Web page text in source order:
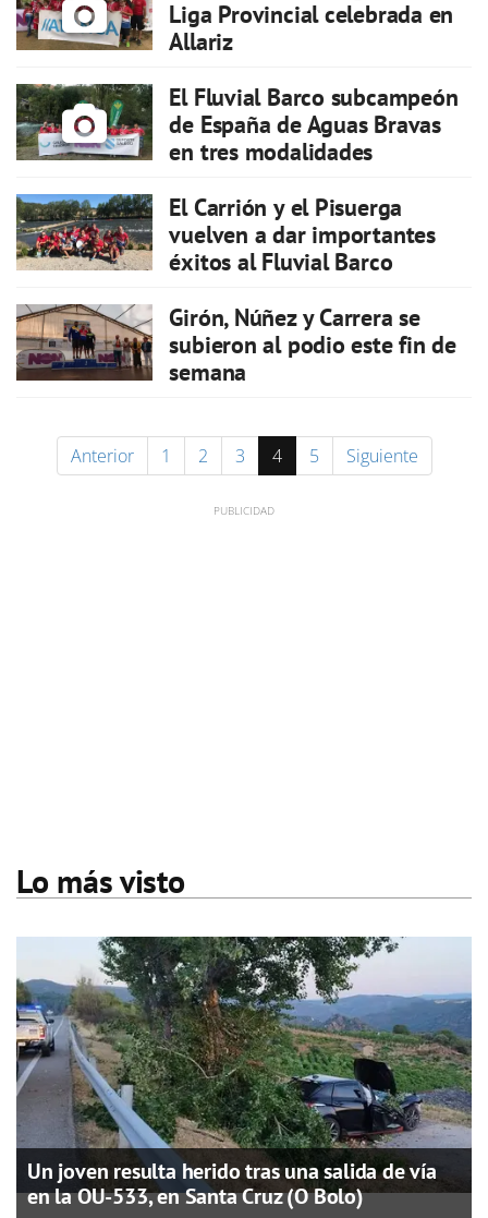
Liga Provincial celebrada en
Allariz
El Fluvial Barco subcampeón
de España de Aguas Bravas
en tres modalidades
El Carrión y el Pisuerga
vuelven a dar importantes
éxitos al Fluvial Barco
Girón, Núñez y Carrera se
subieron al podio este fin de
semana
Anterior 1 2 3 4 5 Siguiente
Lo más visto
Un joven resulta herido tras una salida de vía
en la OU-533, en Santa Cruz (O Bolo)